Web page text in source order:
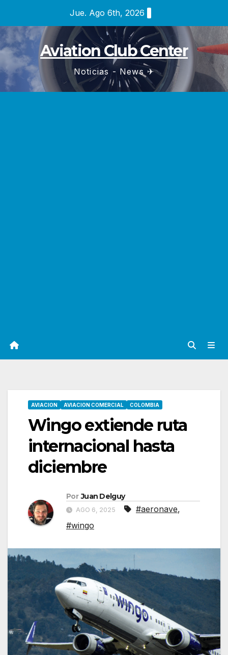
contenido
Jue. Ago 6th, 2026
Aviation Club Center
Noticias - News ✈
AVIACION AVIACION COMERCIAL COLOMBIA
Wingo extiende ruta
internacional hasta
diciembre
Por Juan Delguy
AGO 6, 2025 #aeronave,
#wingo